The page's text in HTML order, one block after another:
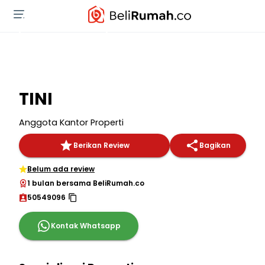
TINI
Anggota Kantor Properti
Berikan Review Bagikan
Belum ada review
1 bulan bersama BeliRumah.co
50549096
Kontak Whatsapp